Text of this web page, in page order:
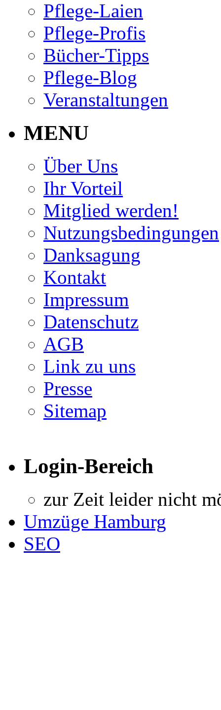
Pflege-Laien
Pflege-Profis
Bücher-Tipps
Pflege-Blog
Veranstaltungen
MENU
Über Uns
Ihr Vorteil
Mitglied werden!
Nutzungsbedingungen
Danksagung
Kontakt
Impressum
Datenschutz
AGB
Link zu uns
Presse
Sitemap
Login-Bereich
zur Zeit leider nicht
Umzüge Hamburg
SEO